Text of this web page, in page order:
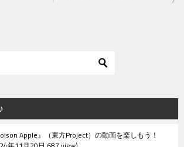
Apple』（東方Project）の動画を楽しもう！